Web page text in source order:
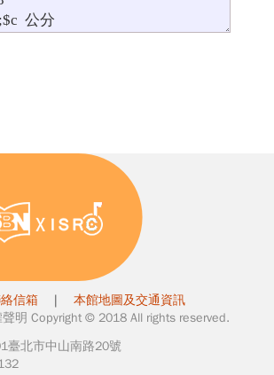
信箱 | 本館地圖及交通資訊
明 Copyright © 2018 All rights reserved.
臺北市中山南路20號